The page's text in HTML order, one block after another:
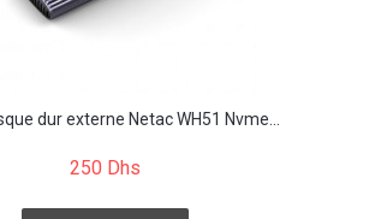
dur externe Netac WH51 Nvme...
250 Dhs